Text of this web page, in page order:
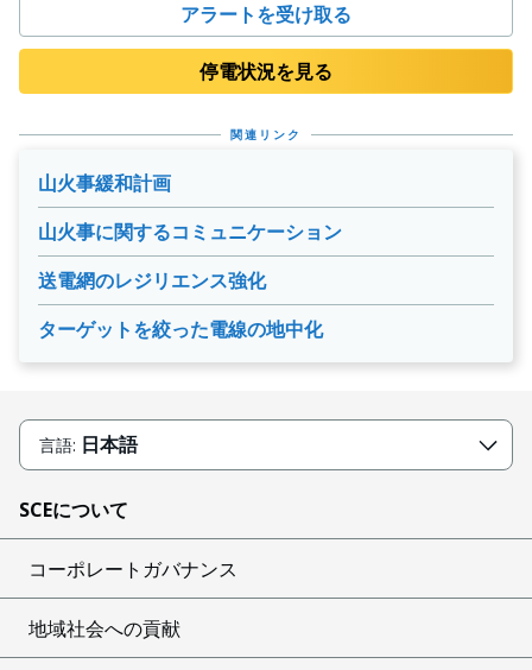
アラートを受け取る
停電状況を見る
関連リンク
山火事緩和計画
山火事に関するコミュニケーション
送電網のレジリエンス強化
ターゲットを絞った電線の地中化
言語: 日本語
SCEについて
コーポレートガバナンス
地域社会への貢献